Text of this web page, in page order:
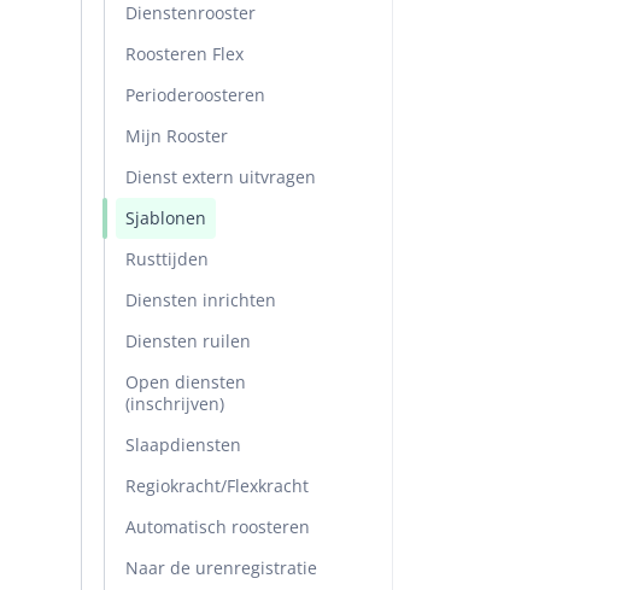
Dienstenrooster
Roosteren Flex
Perioderoosteren
Mijn Rooster
Dienst extern uitvragen
Sjablonen
Rusttijden
Diensten inrichten
Diensten ruilen
Open diensten
(inschrijven)
Slaapdiensten
Regiokracht/Flexkracht
Automatisch roosteren
Naar de urenregistratie